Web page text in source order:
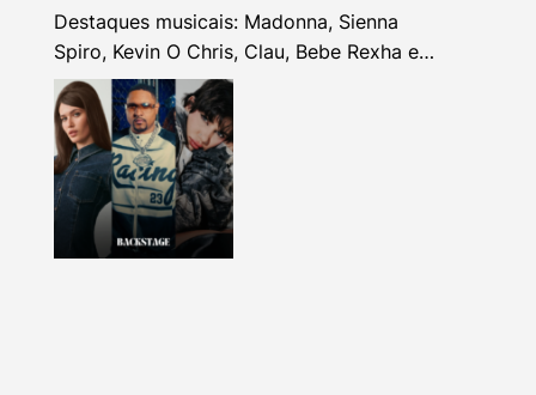
Destaques musicais: Madonna, Sienna
Spiro, Kevin O Chris, Clau, Bebe Rexha e
mais